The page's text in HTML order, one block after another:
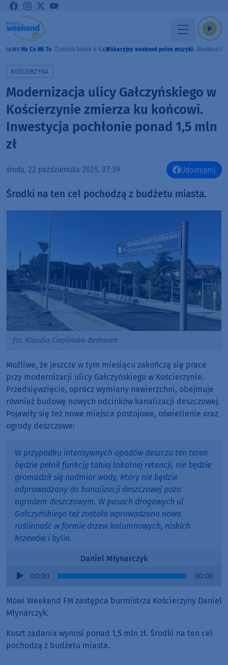
GRAMY Na Co Mi To Dominik Dudek & KayahWakacyjny weekend pełen muzyki Weekend FM
KOŚCIERZYNA
Modernizacja ulicy Gałczyńskiego w
Kościerzynie zmierza ku końcowi.
Inwestycja pochłonie ponad 1,5 mln
zł
środa, 22 października 2025, 07:39 Udostępnij
Środki na ten cel pochodzą z budżetu miasta.
fot. Klaudia Cieplińska-Bednarek
Możliwe, że jeszcze w tym miesiącu zakończą się prace
przy modernizacji ulicy Gałczyńskiego w Kościerzynie.
Przedsięwzięcie, oprócz wymiany nawierzchni, obejmuje
również budowę nowych odcinków kanalizacji deszczowej.
Pojawiły się też nowe miejsca postojowe, oświetlenie oraz
ogrody deszczowe:
W przypadku intensywnych opadów deszczu ten teren
będzie pełnił funkcję takiej lokalnej retencji, nie będzie
gromadził się nadmiar wody, który nie będzie
odprowadzany do kanalizacji deszczowej poza
ogrodem deszczowym. W pasach drogowych ul
Gałczyńskiego też została wprowadzona nowa
roślinność w formie drzew kolumnowych, niskich
krzewów i bylin.
Daniel Młynarczyk
Audio
00:00 00:00
Mówi Weekend FM zastępca burmistrza Kościerzyny Daniel
Młynarczyk.
Koszt zadania wynosi ponad 1,5 mln zł. Środki na ten cel
pochodzą z budżetu miasta.